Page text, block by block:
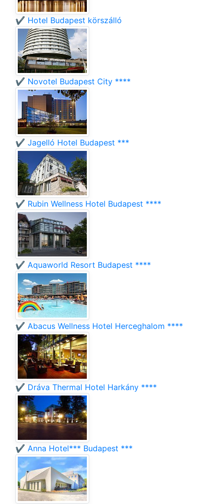
✔️ Hotel Budapest körszálló
✔️ Novotel Budapest City ****
✔️ Jagelló Hotel Budapest ***
✔️ Rubin Wellness Hotel Budapest ****
✔️ Aquaworld Resort Budapest ****
✔️ Abacus Wellness Hotel Herceghalom ****
✔️ Dráva Thermal Hotel Harkány ****
✔️ Anna Hotel*** Budapest ***